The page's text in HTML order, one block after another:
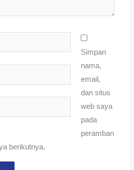
Simpan
nama,
email,
dan situs
web saya
pada
peramban
berikutnya.